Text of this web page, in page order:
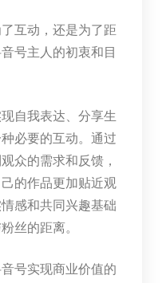
互动，还是为了距
号主人的初衷和目
自我表达、分享生
必要的互动。通过
众的需求和反馈，
的作品更加贴近观
感和共同兴趣基础
丝的距离。
号实现商业价值的